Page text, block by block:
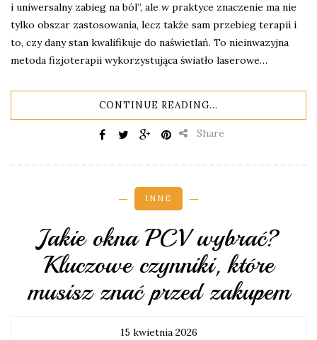
i uniwersalny zabieg na ból”, ale w praktyce znaczenie ma nie
tylko obszar zastosowania, lecz także sam przebieg terapii i
to, czy dany stan kwalifikuje do naświetlań. To nieinwazyjna
metoda fizjoterapii wykorzystująca światło laserowe…
CONTINUE READING...
Share
INNE
Jakie okna PCV wybrać?
Kluczowe czynniki, które
musisz znać przed zakupem
15 kwietnia 2026